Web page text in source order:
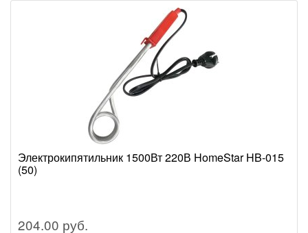
Электрокипятильник 1500Вт 220В HomeStar HB-015
(50)
204.00 руб.